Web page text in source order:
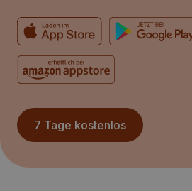
7 Tage kostenlos